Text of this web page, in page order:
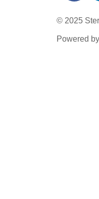
© 2025
Powered by